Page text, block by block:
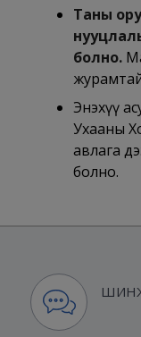
Таны
болно.
Энэхүү
Ухааны
авлага
болно.